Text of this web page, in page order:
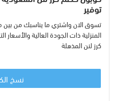
توفير
تسوق الان واشتري ما يناسبك من
المنزلية ذات الجودة العالية
كرز لنن المذهلة
نسخ